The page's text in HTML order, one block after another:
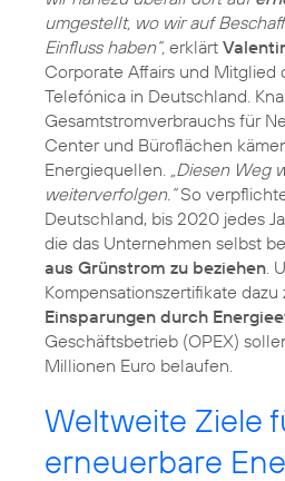
umgestellt, wo wir auf
Einfluss haben“, erklärt
Corporate Affairs und
Telefónica in Deutschland.
Gesamtstromverbrauchs für
Center und Büroflächen
Energiequellen.
„Diesen Weg
weiterverfolgen.“So
Deutschland, bis 2020 jedes
die das Unternehmen selbst
aus Grünstrom zu beziehen .
Kompensationszertifikate dazu
Einsparungen durch
Geschäftsbetrieb (OPEX)
Millionen Euro belaufen.
Weltweite Ziele
erneuerbare